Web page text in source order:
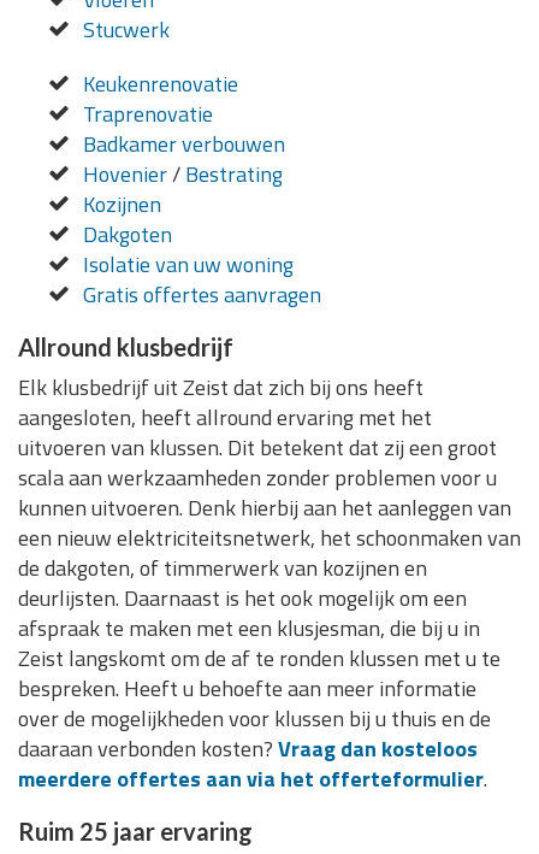
Stucwerk
Keukenrenovatie
Traprenovatie
Badkamer verbouwen
Hovenier/Bestrating
Kozijnen
Dakgoten
Isolatie van uw woning
Gratis offertes aanvragen
Allround klusbedrijf
Elk klusbedrijf uit Zeist dat zich bij ons heeft
aangesloten, heeft allround ervaring met het
uitvoeren van klussen. Dit betekent dat zij een groot
scala aan werkzaamheden zonder problemen voor u
kunnen uitvoeren. Denk hierbij aan het aanleggen van
een nieuw elektriciteitsnetwerk, het schoonmaken van
de dakgoten, of timmerwerk van kozijnen en
deurlijsten. Daarnaast is het ook mogelijk om een
afspraak te maken met een klusjesman, die bij u in
Zeist langskomt om de af te ronden klussen met u te
bespreken. Heeft u behoefte aan meer informatie
over de mogelijkheden voor klussen bij u thuis en de
daaraan verbonden kosten?Vraag dan kosteloos
meerdere offertes aan via het offerteformulier.
Ruim 25 jaar ervaring